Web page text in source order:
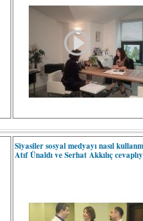
Siyasiler sosyal medyayı nasıl
Atıf Ünaldı ve Serhat Akkılıç